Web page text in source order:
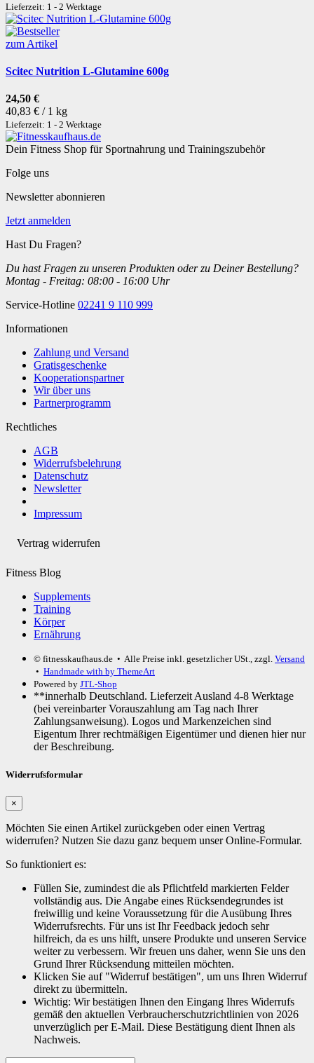
Lieferzeit: 1 - 2 Werktage
zum Artikel
Scitec Nutrition L-Glutamine 600g
24,50 €
40,83 € / 1 kg
Lieferzeit: 1 - 2 Werktage
Dein Fitness Shop für Sportnahrung und Trainingszubehör
Folge uns
Newsletter abonnieren
Jetzt anmelden
Hast Du Fragen?
Du hast Fragen zu unseren Produkten oder zu Deiner Bestellung?
Montag - Freitag: 08:00 - 16:00 Uhr
Service-Hotline 02241 9 110 999
Informationen
Zahlung und Versand
Gratisgeschenke
Kooperationspartner
Wir über uns
Partnerprogramm
Rechtliches
AGB
Widerrufsbelehrung
Datenschutz
Newsletter
Impressum
Vertrag widerrufen
Fitness Blog
Supplements
Training
Körper
Ernährung
© fitnesskaufhaus.de • Alle Preise inkl. gesetzlicher USt., zzgl. Versand
• Handmade with by ThemeArt
Powered by JTL-Shop
**innerhalb Deutschland. Lieferzeit Ausland 4-8 Werktage
(bei vereinbarter Vorauszahlung am Tag nach Ihrer
Zahlungsanweisung). Logos und Markenzeichen sind
Eigentum Ihrer rechtmäßigen Eigentümer und dienen hier nur
der Beschreibung.
Widerrufsformular
×
Möchten Sie einen Artikel zurückgeben oder einen Vertrag
widerrufen? Nutzen Sie dazu ganz bequem unser Online-Formular.
So funktioniert es:
Füllen Sie, zumindest die als Pflichtfeld markierten Felder
vollständig aus. Die Angabe eines Rücksendegrundes ist
freiwillig und keine Voraussetzung für die Ausübung Ihres
Widerrufsrechts. Für uns ist Ihr Feedback jedoch sehr
hilfreich, da es uns hilft, unsere Produkte und unseren Service
weiter zu verbessern. Wir freuen uns daher, wenn Sie uns den
Grund Ihrer Rücksendung mitteilen möchten.
Klicken Sie auf "Widerruf bestätigen", um uns Ihren Widerruf
direkt zu übermitteln.
Wichtig: Wir bestätigen Ihnen den Eingang Ihres Widerrufs
gemäß den aktuellen Verbraucherschutzrichtlinien von 2026
unverzüglich per E-Mail. Diese Bestätigung dient Ihnen als
Nachweis.